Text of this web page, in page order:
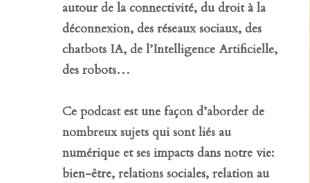
autour de la connectivité, du droit à la
déconnexion, des réseaux sociaux, des
chatbots IA, de l’Intelligence Artificielle,
des robots…
Ce podcast est une façon d’aborder de
nombreux sujets qui sont liés au
numérique et ses impacts dans notre vie:
bien-être, relations sociales, relation au